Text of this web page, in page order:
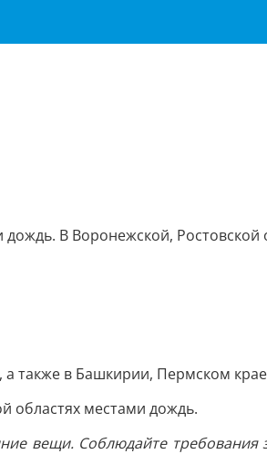
В Воронежской, Ростовской
также в Башкирии, Пермском
областях местами дождь.
вещи. Соблюдайте